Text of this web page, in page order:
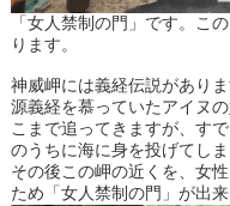
「女人禁制の門」です。こ
ります。
神威岬には義経伝説がありま
源義経を慕っていたアイヌ
こまで追ってきますが、す
のうちに海に身を投げてしま
その後この岬の近くを、女
ため「女人禁制の門」が出